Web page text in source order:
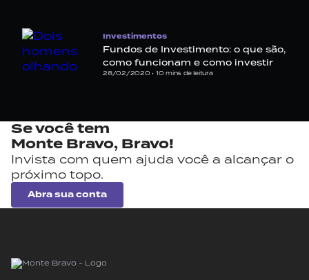
Investimentos
Fundos de Investimento: o que são,
como funcionam e como investir
28/02/2020 • 10 mins de leitura
Se você tem
Monte Bravo, Bravo!
Invista com quem ajuda você a alcançar o
próximo topo.
Abra sua conta